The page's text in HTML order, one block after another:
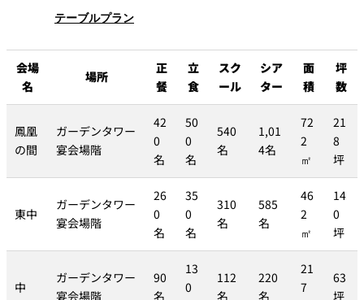
テーブルプラン
会場
名
場所
正
餐
立
食
スク
ール
シア
ター
面
積
坪
数
鳳凰
の間
ガーデンタワー
宴会場階
42
0
名
50
0
名
540
名
1,01
4名
72
2
㎡
21
8
坪
東中
ガーデンタワー
宴会場階
26
0
名
35
0
名
310
名
585
名
46
2
㎡
14
0
坪
中
ガーデンタワー
宴会場階
90
名
13
0
112
名
220
名
21
7
63
坪